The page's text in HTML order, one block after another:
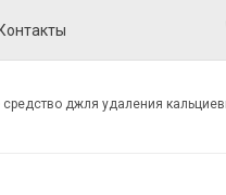
Контакты
джля удаления